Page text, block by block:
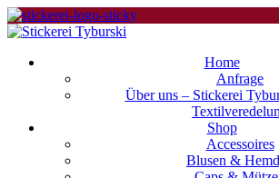
Home
Anfrage
Über uns – Stickerei
Shop
Accessoires
Blusen &